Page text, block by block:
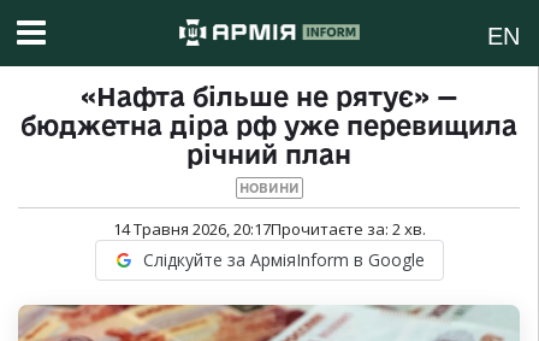
EN
«Нафта більше не рятує» —
бюджетна діра рф уже перевищила
річний план
НОВИНИ
14 Травня 2026, 20:17Прочитаєте за: 2хв.
Слідкуйте за АрміяInform в Google